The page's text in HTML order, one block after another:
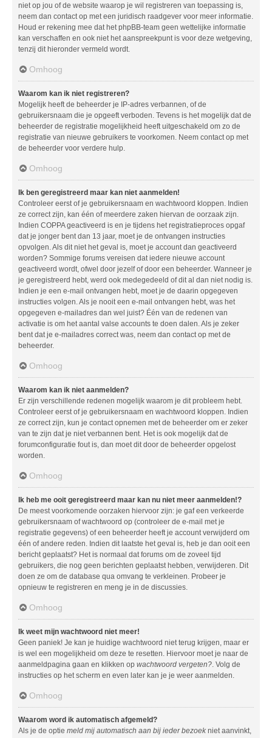
niet op jou of de website waarop je wil registreren van toepassing is,
neem dan contact op met een juridisch raadgever voor meer informatie.
Houd er rekening mee dat het phpBB-team geen wettelijke informatie
kan verschaffen en ook niet het aanspreekpunt is voor deze wetgeving,
tenzij dit hieronder vermeld wordt.
Omhoog
Waarom kan ik niet registreren?
Mogelijk heeft de beheerder je IP-adres verbannen, of de
gebruikersnaam die je opgeeft verboden. Tevens is het mogelijk dat de
beheerder de registratie mogelijkheid heeft uitgeschakeld om zo de
registratie van nieuwe gebruikers te voorkomen. Neem contact op met
de beheerder voor verdere hulp.
Omhoog
Ik ben geregistreerd maar kan niet aanmelden!
Controleer eerst of je gebruikersnaam en wachtwoord kloppen. Indien
ze correct zijn, kan één of meerdere zaken hiervan de oorzaak zijn.
Indien COPPA geactiveerd is en je tijdens het registratieproces opgaf
dat je jonger bent dan 13 jaar, moet je de ontvangen instructies
opvolgen. Als dit niet het geval is, moet je account dan geactiveerd
worden? Sommige forums vereisen dat iedere nieuwe account
geactiveerd wordt, ofwel door jezelf of door een beheerder. Wanneer je
je geregistreerd hebt, werd ook medegedeeld of dit al dan niet nodig is.
Indien je een e-mail ontvangen hebt, moet je de daarin opgegeven
instructies volgen. Als je nooit een e-mail ontvangen hebt, was het
opgegeven e-mailadres dan wel juist? Één van de redenen van
activatie is om het aantal valse accounts te doen dalen. Als je zeker
bent dat je e-mailadres correct was, neem dan contact op met de
beheerder.
Omhoog
Waarom kan ik niet aanmelden?
Er zijn verschillende redenen mogelijk waarom je dit probleem hebt.
Controleer eerst of je gebruikersnaam en wachtwoord kloppen. Indien
ze correct zijn, kun je contact opnemen met de beheerder om er zeker
van te zijn dat je niet verbannen bent. Het is ook mogelijk dat de
forumconfiguratie fout is, dan moet dit door de beheerder opgelost
worden.
Omhoog
Ik heb me ooit geregistreerd maar kan nu niet meer aanmelden!?
De meest voorkomende oorzaken hiervoor zijn: je gaf een verkeerde
gebruikersnaam of wachtwoord op (controleer de e-mail met je
registratie gegevens) of een beheerder heeft je account verwijderd om
één of andere reden. Indien dit laatste het geval is, heb je dan ooit een
bericht geplaatst? Het is normaal dat forums om de zoveel tijd
gebruikers, die nog geen berichten geplaatst hebben, verwijderen. Dit
doen ze om de database qua omvang te verkleinen. Probeer je
opnieuw te registreren en meng je in de discussies.
Omhoog
Ik weet mijn wachtwoord niet meer!
Geen paniek! Je kan je huidige wachtwoord niet terug krijgen, maar er
is wel een mogelijkheid om deze te resetten. Hiervoor moet je naar de
aanmeldpagina gaan en klikken op wachtwoord vergeten? . Volg de
instructies op het scherm en even later kan je je weer aanmelden.
Omhoog
Waarom word ik automatisch afgemeld?
Als je de optie meld mij automatisch aan bij ieder bezoek niet aanvinkt,